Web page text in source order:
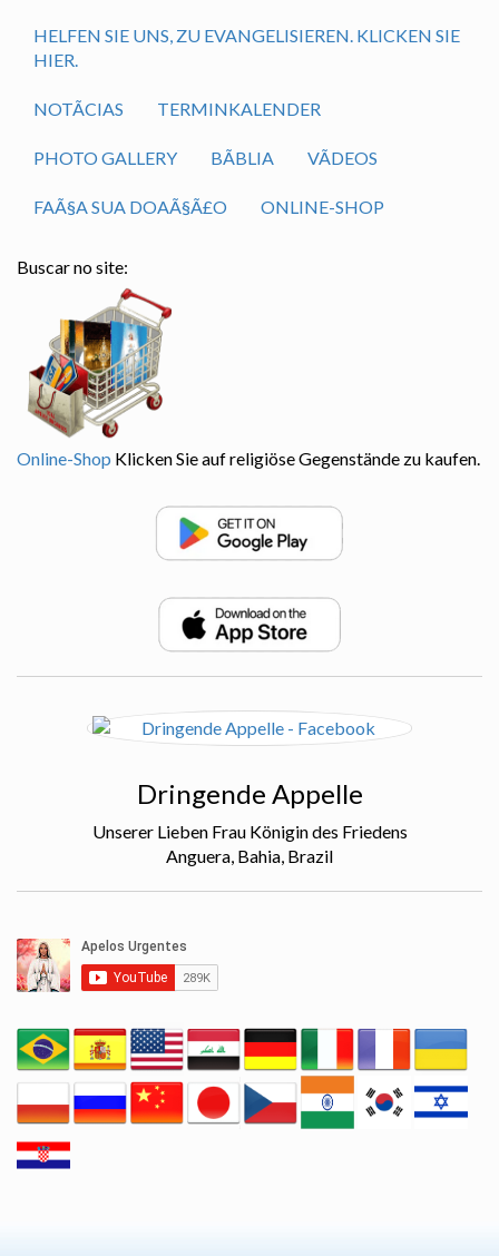
HELFEN SIE UNS, ZU EVANGELISIEREN. KLICKEN SIE
HIER.
NOTÃ­CIAS TERMINKALENDER
PHOTO GALLERY BÃ­BLIA VÃ­DEOS
FAÃ§A SUA DOAÃ§Ã£O ONLINE-SHOP
Buscar no site:
Online-Shop Klicken Sie auf religiöse Gegenstände zu kaufen.
Dringende Appelle
Unserer Lieben Frau Königin des Friedens
Anguera, Bahia, Brazil